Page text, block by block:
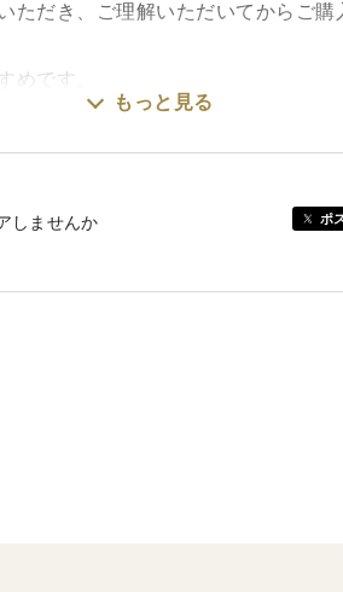
ただき、ご理解いただいてからご購
めです。
度15度以上）
もっと見る
しませんか ポ